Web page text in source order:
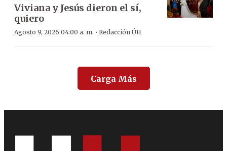
Viviana y Jesús dieron el sí,
quiero
Agosto 9, 2026 04:00 a. m. · Redacción ÚH
Carga Más